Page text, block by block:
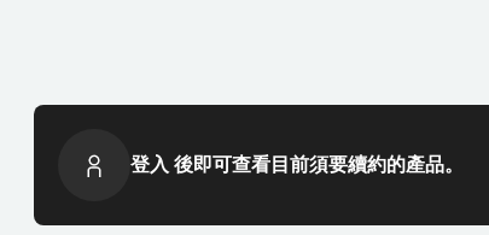
登入 後即可查看目前須要續約的產品。